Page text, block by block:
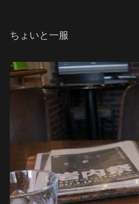
ちょいと一服